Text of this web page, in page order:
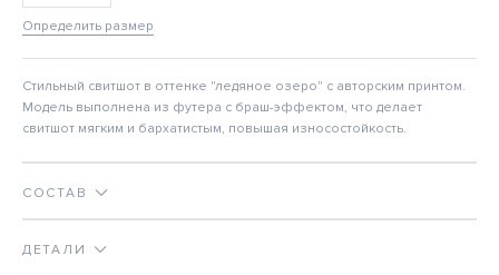
Определить размер
Стильный свитшот в оттенке "ледяное озеро" с авторским принтом.
Модель выполнена из футера с браш-эффектом, что делает
свитшот мягким и бархатистым, повышая износостойкость.
СОСТАВ
ДЕТАЛИ